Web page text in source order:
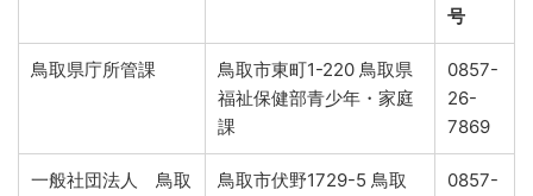
号
鳥取県庁所管課
鳥取市東町1-220 鳥取県
福祉保健部青少年・家庭
課
0857-
26-
7869
一般社団法人 鳥取
鳥取市伏野1729-5 鳥取
0857-